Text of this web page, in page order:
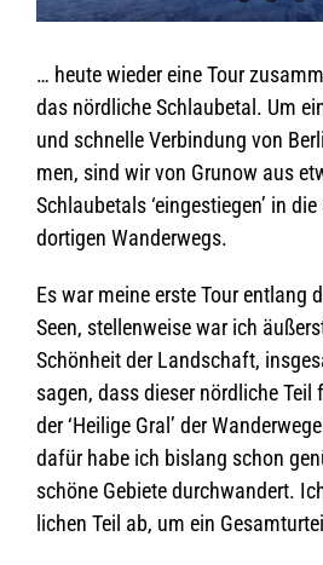
… heute wie­der eine Tour
das nörd­li­che Schlau­be­tal. Um
und schnelle Ver­bin­dung von
men, sind wir von Gru­now aus
Schlau­be­tals ‘ein­ge­stie­gen’ in
dor­ti­gen Wanderwegs.
Es war meine erste Tour ent­lang
Seen, stel­len­weise war ich
Schön­heit der Land­schaft,
sagen, dass die­ser nörd­li­che
der ‘Hei­lige Gral’ der
dafür habe ich bis­lang schon
schöne Gebiete durch­wan­dert.
li­chen Teil ab, um ein